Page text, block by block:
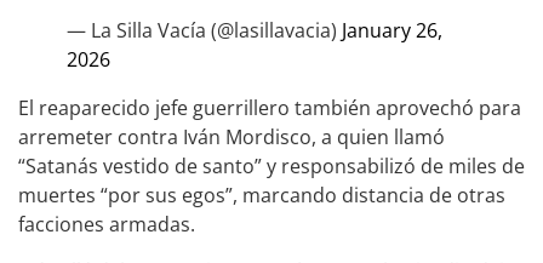
— La Silla Vacía (@lasillavacia) January 26,
2026
El reaparecido jefe guerrillero también aprovechó para
arremeter contra Iván Mordisco, a quien llamó
“Satanás vestido de santo” y responsabilizó de miles de
muertes “por sus egos”, marcando distancia de otras
facciones armadas.